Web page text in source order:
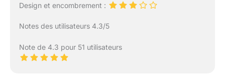
Design et encombrement :
Notes des utilisateurs 4.3/5
Note de 4.3 pour 51 utilisateurs